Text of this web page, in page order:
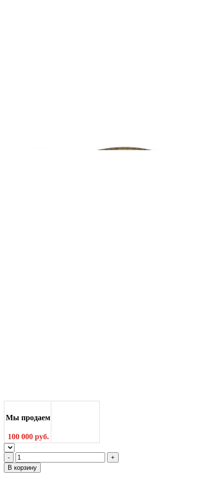
Мы продаем
100 000 руб.
В корзину